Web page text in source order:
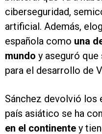
ciberseguridad,
artificial. Además,
española como una
mundo y aseguró
para el desarrollo de
Sánchez devolvió los
país asiático se ha
en el continente y